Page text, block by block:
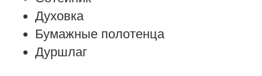
Духовка
Бумажные полотенца
Дуршлаг